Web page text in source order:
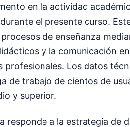
en la actividad
el presente curso.
de enseñanza
y la comunicación
profesionales. Los datos
de trabajo de cientos de
y superior.
responde a la estrategia de